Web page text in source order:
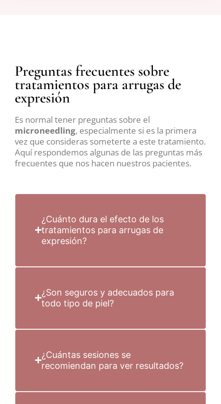
Preguntas frecuentes sobre
tratamientos para arrugas de
expresión
Es normal tener preguntas sobre el
microneedling, especialmente si es la primera
vez que consideras someterte a este tratamiento.
Aquí respondemos algunas de las preguntas más
frecuentes que nos hacen nuestros pacientes.
¿Cuánto dura el efecto de los
tratamientos para arrugas de
expresión?
¿Son seguros y adecuados para
todo tipo de piel?
¿Cuántas sesiones se
recomiendan para ver resultados?